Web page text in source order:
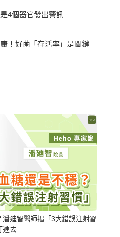
4個器官發出警訊
！好菌「存活率」是關鍵
廸智醫師揭「3大錯誤注射習
進去